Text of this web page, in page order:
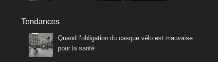
Tendances
Quand l’obligation du casque vélo est mauvaise
pour la santé